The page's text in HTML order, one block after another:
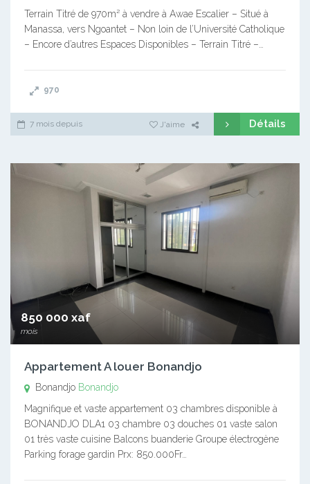
Terrain Titré de 970m² à vendre à Awae Escalier – Situé à
Manassa, vers Ngoantet – Non loin de l’Université Catholique
– Encore d’autres Espaces Disponibles – Terrain Titré –…
970
7 mois depuis J'aime Détails
850 000 xaf
mois
Appartement A louer Bonandjo
Bonandjo Bonandjo
Magnifique et vaste appartement 03 chambres disponible à
BONANDJO DLA1 03 chambre 03 douches 01 vaste salon
01 très vaste cuisine Balcons buanderie Groupe électrogène
Parking forage gardin Prx: 850.000Fr…